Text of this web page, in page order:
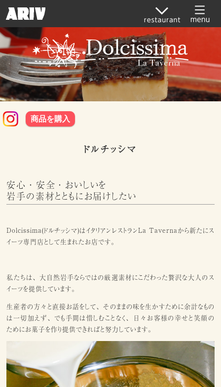
商品を購入
ドルチッシマ
安心・安全・おいしいを
岩手の素材とともにお届けしたい
Dolcissima(ドルチッシマ)はイタリアンレストランLa Tavernaから新たにス
イーツ専門店として生まれたお店です。
私たちは、大自然岩手ならではの厳選素材にこだわった贅沢な大人のス
イーツを提供しています。
生産者の方々と直接お話をして、そのままの味を生かすために余計なもの
は一切加えず、でも手間は惜しむことなく、日々お客様の幸せと笑顔の
ためにお菓子を作り提供できればと努力しています。